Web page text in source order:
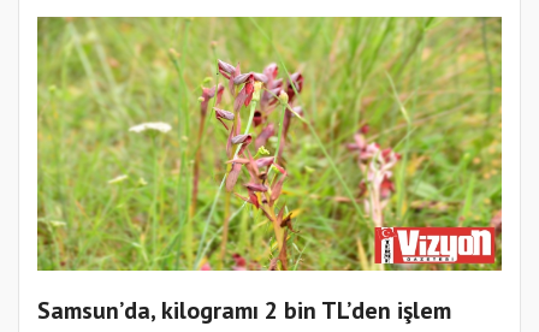
Samsun’da, kilogramı 2 bin TL’den işlem